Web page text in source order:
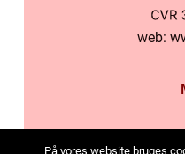
web:
På vores website bruges